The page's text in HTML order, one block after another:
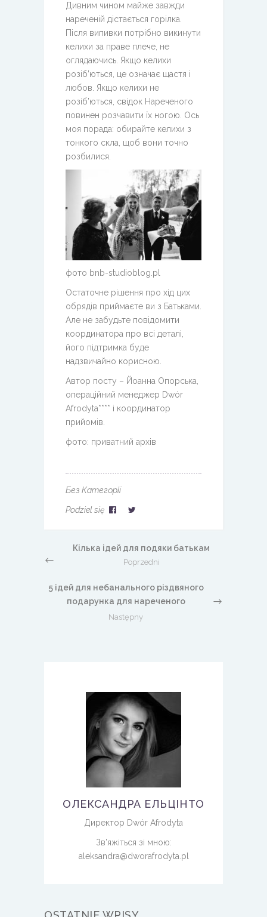
Дивним чином майже завжди
нареченій дістається горілка.
Після випивки потрібно викинути
келихи за праве плече, не
оглядаючись. Якщо келихи
розіб’ються, це означає щастя і
любов. Якщо келихи не
розіб’ються, свідок Нареченого
повинен розчавити їх ногою. Ось
моя порада: обирайте келихи з
тонкого скла, щоб вони точно
розбилися.
фото bnb-studioblog.pl
Остаточне рішення про хід цих
обрядів приймаєте ви з Батьками.
Але не забудьте повідомити
координатора про всі деталі,
його підтримка буде
надзвичайно корисною.
Автор посту – Йоанна Опорська,
операційний менеджер Dwór
Afrodyta**** і координатор
прийомів.
фото: приватний архів
Без Категорії
Podziel się
Кілька ідей для подяки батькам
Poprzedni
5 ідей для небанального різдвяного
подарунка для нареченого
Następny
ОЛЕКСАНДРА ЕЛЬЦІНТО
Директор Dwór Afrodyta
Зв’яжіться зі мною:
aleksandra@dworafrodyta.pl